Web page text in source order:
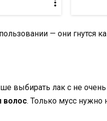
— они гнутся
выбирать лак с не очень
волос. Только мусс нужно